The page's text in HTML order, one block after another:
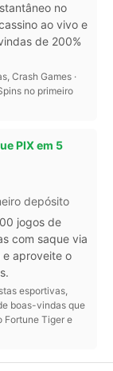
no
ao vivo e
de 200%
Crash Games ·
no primeiro
PIX em 5
depósito
jogos de
com saque via
e aproveite o
esportivas,
boas-vindas que
Fortune Tiger e